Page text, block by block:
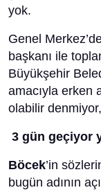
yok.
Genel
başkanı ile
Büyükşehir
amacıyla erken
olabilir denmiyor,
3 gün geçiyor
Böcek’in
bugün adının